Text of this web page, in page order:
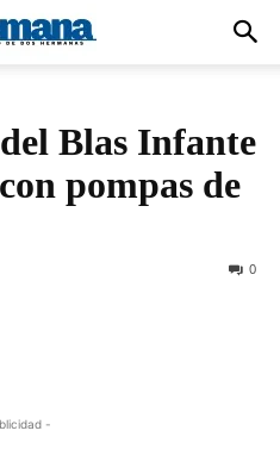
Blas Infante
pompas de
0
-